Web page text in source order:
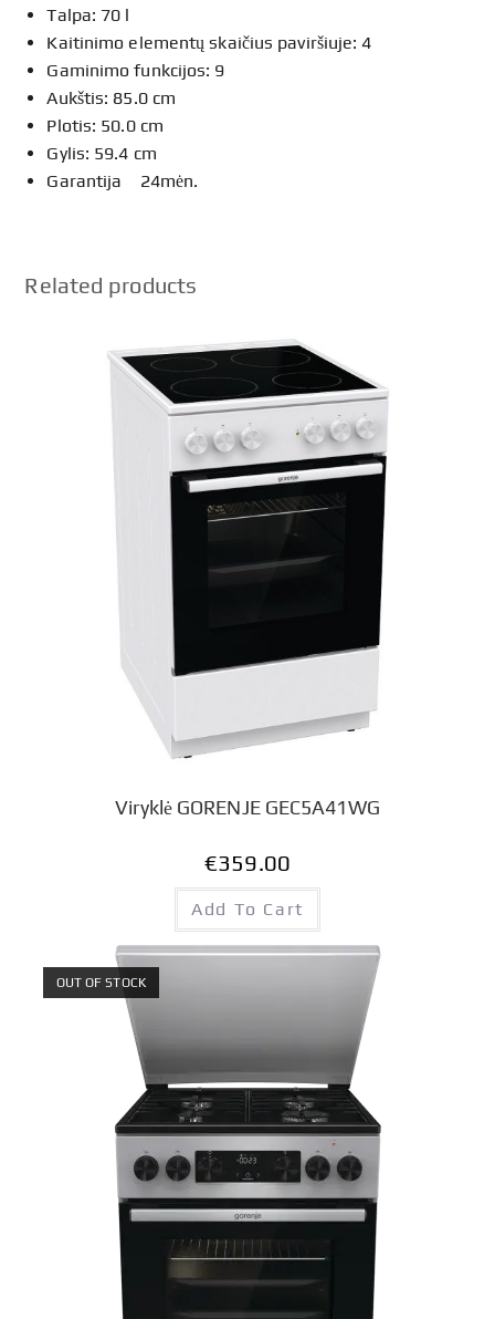
Talpa: 70 l
Kaitinimo elementų skaičius paviršiuje: 4
Gaminimo funkcijos: 9
Aukštis: 85.0 cm
Plotis: 50.0 cm
Gylis: 59.4 cm
Garantija 24mėn.
Related products
Viryklė GORENJE GEC5A41WG
€359.00
Add To Cart
OUT OF STOCK